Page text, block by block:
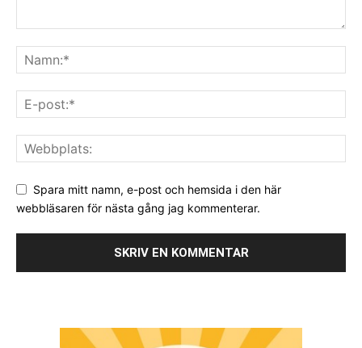
Spara mitt namn, e-post och hemsida i den här
webbläsaren för nästa gång jag kommenterar.